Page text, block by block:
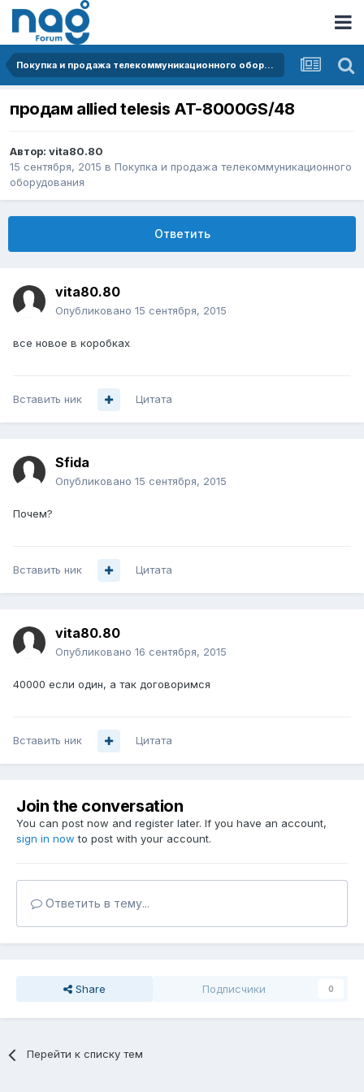
Покупка и продажа телекоммуникационного оборудования
продам allied telesis AT-8000GS/48
Автор: vita80.80
15 сентября, 2015 в Покупка и продажа телекоммуникационного
оборудования
Ответить
vita80.80
Опубликовано 15 сентября, 2015
все новое в коробках
Вставить ник Цитата
Sfida
Опубликовано 15 сентября, 2015
Почем?
Вставить ник Цитата
vita80.80
Опубликовано 16 сентября, 2015
40000 если один, а так договоримся
Вставить ник Цитата
Join the conversation
You can post now and register later. If you have an account,
sign in now to post with your account.
Ответить в тему...
Share Подписчики 0
Перейти к списку тем